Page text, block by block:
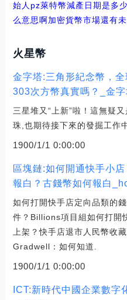
始人pz萊特幣減產日期是多
么意思啊加密貨幣市場還有
火星幣
金字塔:三角形紀念幣，
303次方幣真實嗎？_金
三星堆又“上新”啦！這無疑
珠,也期待接下來的發掘工作
1900/1/1 0:00:00
區塊鏈:如何開通快手小
報白？古錢幣如何報白
如何打開快手店定向品類的
件？Billions項目組如何打開
上架？快手店退市人民幣收
Gradwell：如何知道.
1900/1/1 0:00:00
ICT:新時代中國企業數字